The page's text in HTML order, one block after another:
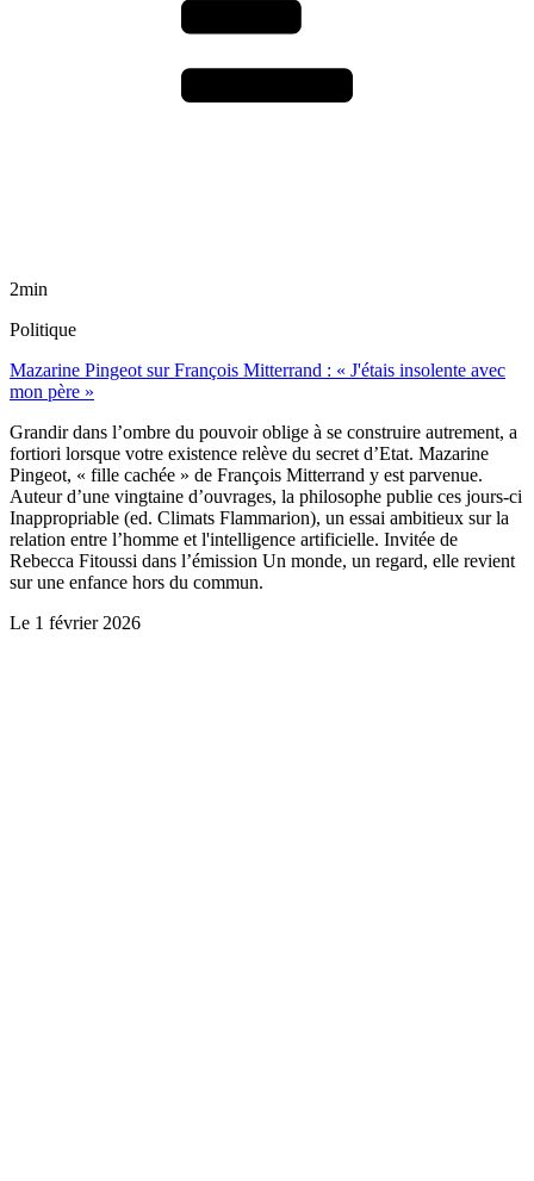
2min
Politique
Mazarine Pingeot sur François Mitterrand : « J'étais insolente avec
mon père »
Grandir dans l’ombre du pouvoir oblige à se construire autrement, a
fortiori lorsque votre existence relève du secret d’Etat. Mazarine
Pingeot, « fille cachée » de François Mitterrand y est parvenue.
Auteur d’une vingtaine d’ouvrages, la philosophe publie ces jours-ci
Inappropriable (ed. Climats Flammarion), un essai ambitieux sur la
relation entre l’homme et l'intelligence artificielle. Invitée de
Rebecca Fitoussi dans l’émission Un monde, un regard, elle revient
sur une enfance hors du commun.
Le 1 février 2026